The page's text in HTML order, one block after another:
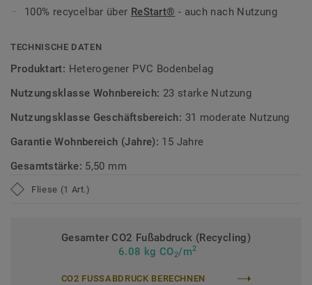
täglichen Gebrauch dauerhaft gepflegt.
Hergestellt in Europa mit 20 % Recyclinganteil.
Nutzung. Phthalatfrei und mit sehr niedrigen VOC-
Emissionen, geprüft nach anerkannten Standards.
>>Erfahren Sie mehr über Tarkett Designböden.
100% recycelbar über ReStart® - auch nach Nutzung
TECHNISCHE DATEN
Produktart: Heterogener PVC Bodenbelag
Nutzungsklasse Wohnbereich: 23 starke Nutzung
Nutzungsklasse Geschäftsbereich: 31 moderate Nutzung
Garantie Wohnbereich (Jahre): 15 Jahre
Gesamtstärke: 5,50 mm
Fliese (1 Art.)
Gesamter CO2 Fußabdruck (Recycling)
6.08 kg CO2/m2
CO2 FUSSABDRUCK BERECHNEN